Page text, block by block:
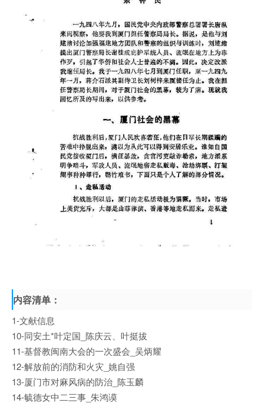
内容清单：
1-文献信息
10-同安土*叶定国_陈庆云、叶挺拔
11-基督教闽南大会的一次盛会_吴炳耀
12-解放前的消防和火灾_姚自强
13-厦门市对麻风病的防治_陈玉麟
14-毓德女中二三事_朱鸿谟